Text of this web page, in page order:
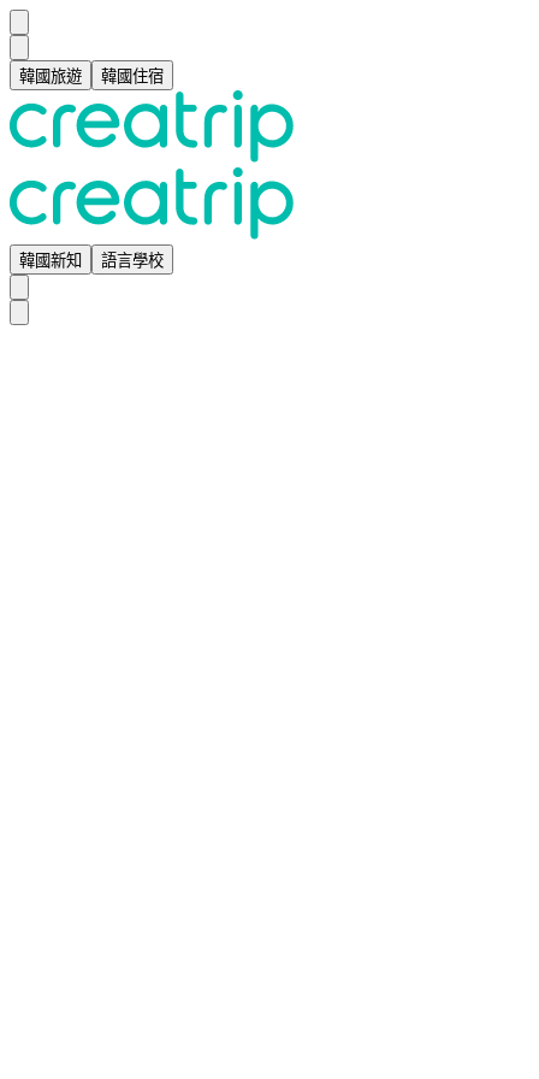
韓國旅遊 韓國住宿
韓國新知 語言學校